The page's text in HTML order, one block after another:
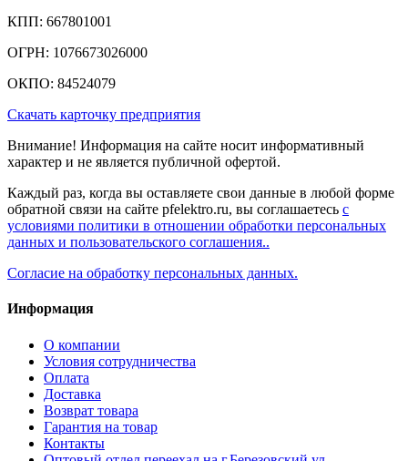
КПП: 667801001
ОГРН: 1076673026000
ОКПО: 84524079
Скачать карточку предприятия
Внимание! Информация на сайте носит информативный
характер и не является публичной офертой.
Каждый раз, когда вы оставляете свои данные в любой форме
обратной связи на сайте pfelektro.ru, вы соглашаетесь с
условиями политики в отношении обработки персональных
данных и пользовательского соглашения..
Согласие на обработку персональных данных.
Информация
О компании
Условия сотрудничества
Оплата
Доставка
Возврат товара
Гарантия на товар
Контакты